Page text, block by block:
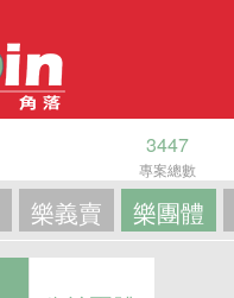
3447
專案總數
樂義賣 樂團體